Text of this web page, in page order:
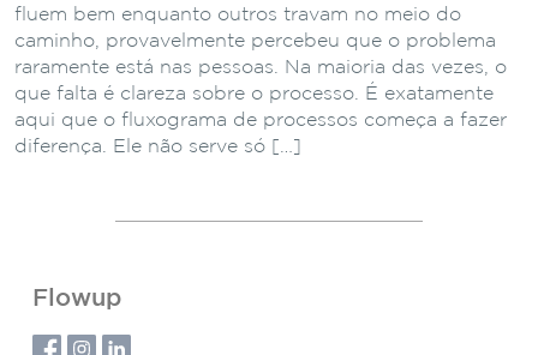
fluem bem enquanto outros travam no meio do
caminho, provavelmente percebeu que o problema
raramente está nas pessoas. Na maioria das vezes, o
que falta é clareza sobre o processo. É exatamente
aqui que o fluxograma de processos começa a fazer
diferença. Ele não serve só […]
Flowup